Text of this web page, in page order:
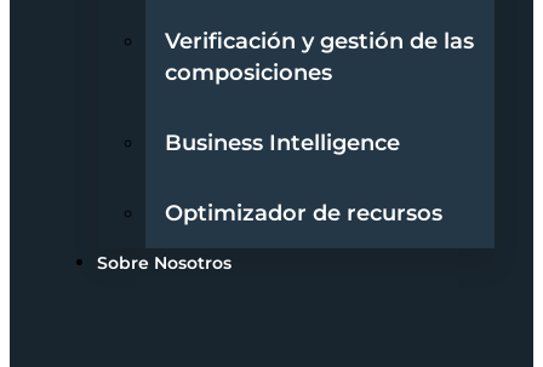
Verificación y gestión de las
composiciones
Business Intelligence
Optimizador de recursos
Sobre Nosotros